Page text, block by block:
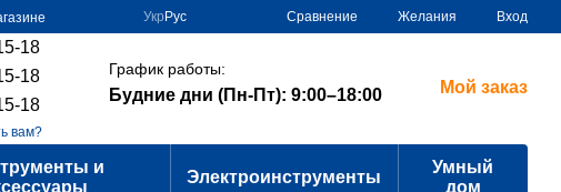
Укр Рус Сравнение Желания Вход
18
18
18
вам?
График работы:
Будние дни (Пн-Пт): 9:00–18:00 Мой заказ
и
Электроинструменты
Умный
дом